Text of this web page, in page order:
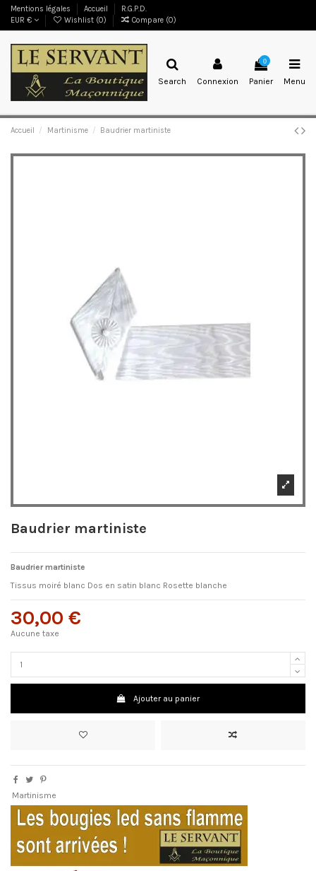
Mentions légales Accueil
R.G.P.D.
EUR €
Wishlist (0) Compare (0)
Search Connexion
0
Panier Menu
Accueil Martinisme Baudrier martiniste
Baudrier martiniste
Baudrier martiniste
Tissus moiré blanc Dos en satin blanc Rosette blanche
30,00 €
Aucune taxe
Ajouter au panier
Martinisme